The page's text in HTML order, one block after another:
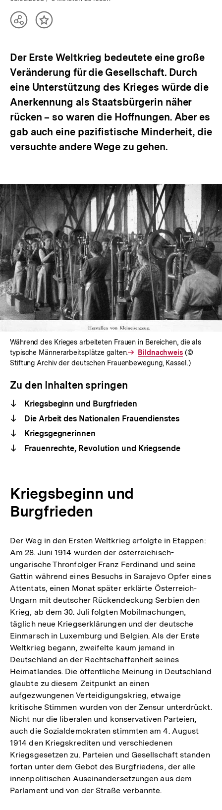
TeilenInhalt
Der Erste Weltkrieg bedeutete eine große
Veränderung für die Gesellschaft. Durch
eine Unterstützung des Krieges würde die
Anerkennung als Staatsbürgerin näher
rücken – so waren die Hoffnungen. Aber es
gab auch eine pazifistische Minderheit, die
versuchte andere Wege zu gehen.
Während des Krieges arbeiteten Frauen in Bereichen, die als
typische Männerarbeitsplätze galten.
Interner
Link:
Bildnachweis(©
Stiftung Archiv der deutschen Frauenbewegung, Kassel.)
Zu den Inhalten springen
Kriegsbeginn und Burgfrieden
Die Arbeit des Nationalen Frauendienstes
Kriegsgegnerinnen
Frauenrechte, Revolution und Kriegsende
Kriegsbeginn und
Burgfrieden
Der Weg in den Ersten Weltkrieg erfolgte in Etappen:
Am 28. Juni 1914 wurden der österreichisch-
ungarische Thronfolger Franz Ferdinand und seine
Gattin während eines Besuchs in Sarajevo Opfer eines
Attentats, einen Monat später erklärte Österreich-
Ungarn mit deutscher Rückendeckung Serbien den
Krieg, ab dem 30. Juli folgten Mobilmachungen,
täglich neue Kriegserklärungen und der deutsche
Einmarsch in Luxemburg und Belgien. Als der Erste
Weltkrieg begann, zweifelte kaum jemand in
Deutschland an der Rechtschaffenheit seines
Heimatlandes. Die öffentliche Meinung in Deutschland
glaubte zu diesem Zeitpunkt an einen
aufgezwungenen Verteidigungskrieg, etwaige
kritische Stimmen wurden von der Zensur unterdrückt.
Nicht nur die liberalen und konservativen Parteien,
auch die Sozialdemokraten stimmten am 4. August
1914 den Kriegskrediten und verschiedenen
Kriegsgesetzen zu. Parteien und Gesellschaft standen
fortan unter dem Gebot des Burgfriedens, der alle
innenpolitischen Auseinandersetzungen aus dem
Parlament und von der Straße verbannte.